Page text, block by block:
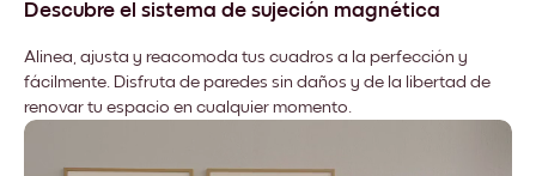
Descubre el sistema de sujeción magnética
Alinea, ajusta y reacomoda tus cuadros a la perfección y
fácilmente. Disfruta de paredes sin daños y de la libertad de
renovar tu espacio en cualquier momento.